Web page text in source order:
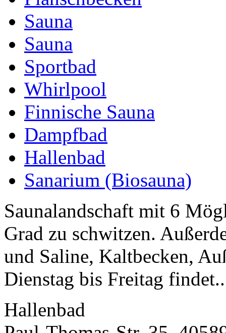
Sauna
Sauna
Sportbad
Whirlpool
Finnische Sauna
Dampfbad
Hallenbad
Sanarium (Biosauna)
Saunalandschaft mit 6
Grad zu schwitzen.
und Saline, Kaltbecken,
Dienstag bis Freitag
Hallenbad